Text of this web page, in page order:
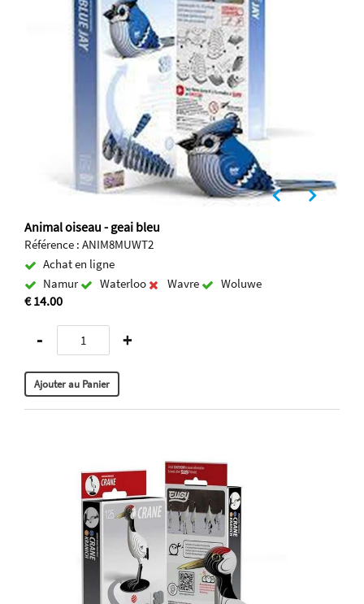
Animal oiseau - geai bleu
Référence : ANIM8MUWT2
Achat en ligne
Namur
Waterloo Wavre Woluwe
€ 14.00
- +